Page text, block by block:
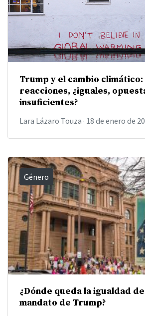
Trump y el cambio climático:
reacciones, ¿iguales,
insuficientes?
Lara Lázaro Touza · 18 de enero de
Género
¿Dónde queda la igualdad
mandato de Trump?